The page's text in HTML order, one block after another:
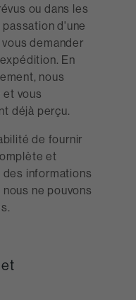
ou dans les
d'une
demander
En
nous
et vous
déjà perçu.
de fournir
et
informations
ne pouvons